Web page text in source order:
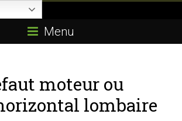
Menu
moteur ou
lombaire